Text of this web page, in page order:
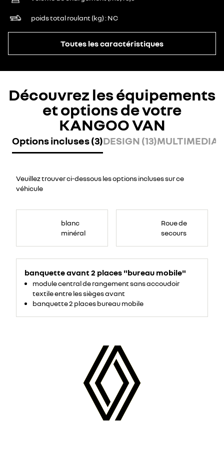
poids total roulant (kg) NC
Toutes les caractéristiques
Découvrez les équipements
et options de votre
KANGOO VAN
Options incluses (3)DESIGN (13)MULTIMEDIA
Veuillez trouver ci-dessous les options incluses sur ce
véhicule
blanc
minéral
banquette avant 2 places "bureau mobile"
module central de rangement sans accoudoir
textile entre les sièges avant
banquette 2 places bureau mobile
Roue de
secours